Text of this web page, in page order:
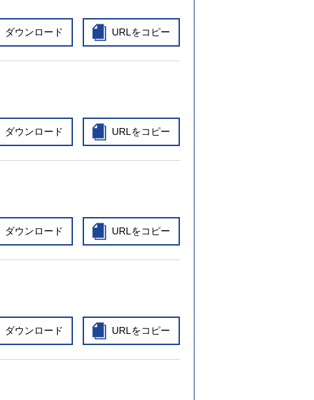
ダウンロード URLをコピー
ダウンロード URLをコピー
ダウンロード URLをコピー
ダウンロード URLをコピー